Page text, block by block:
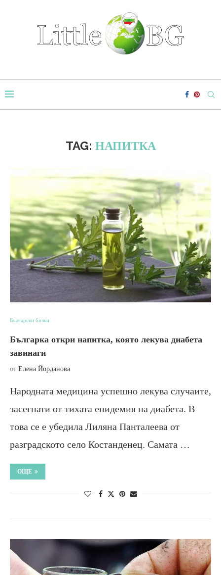
TAG: НАПИТКА
Български билки
Българка откри напитка, която лекува диабета
завинаги
от Елена Йорданова
Народната медицина успешно лекува случаите,
засегнати от тихата епидемия на диабета. В
това се е убедила Лиляна Панталеева от
разградското село Костанденец. Самата …
ОЩЕ